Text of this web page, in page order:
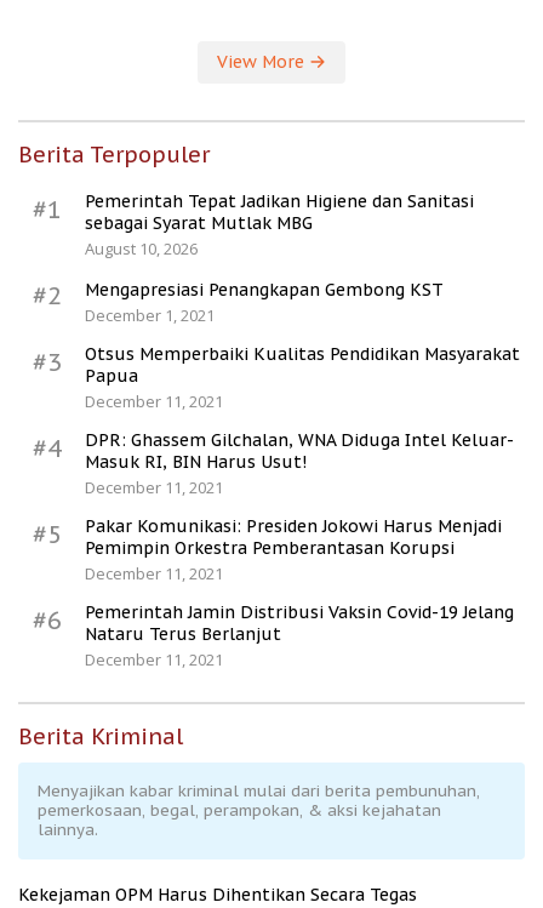
View More
Berita Terpopuler
#1
Pemerintah Tepat Jadikan Higiene dan Sanitasi
sebagai Syarat Mutlak MBG
August 10, 2026
#2
Mengapresiasi Penangkapan Gembong KST
December 1, 2021
#3
Otsus Memperbaiki Kualitas Pendidikan Masyarakat
Papua
December 11, 2021
#4
DPR: Ghassem Gilchalan, WNA Diduga Intel Keluar-
Masuk RI, BIN Harus Usut!
December 11, 2021
#5
Pakar Komunikasi: Presiden Jokowi Harus Menjadi
Pemimpin Orkestra Pemberantasan Korupsi
December 11, 2021
#6
Pemerintah Jamin Distribusi Vaksin Covid-19 Jelang
Nataru Terus Berlanjut
December 11, 2021
Berita Kriminal
Menyajikan kabar kriminal mulai dari berita pembunuhan,
pemerkosaan, begal, perampokan, & aksi kejahatan
lainnya.
Kekejaman OPM Harus Dihentikan Secara Tegas